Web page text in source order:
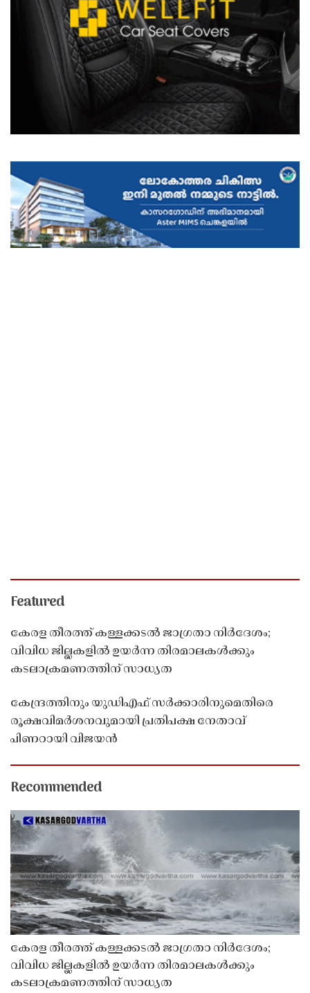
Featured
കേരള തീരത്ത് കള്ളക്കടൽ ജാഗ്രതാ നിർദേശം;
വിവിധ ജില്ലകളിൽ ഉയർന്ന തിരമാലകൾക്കും
കടലാക്രമണത്തിന് സാധ്യത
കേന്ദ്രത്തിനും യുഡിഎഫ് സർക്കാരിനുമെതിരെ
രൂക്ഷവിമർശനവുമായി പ്രതിപക്ഷ നേതാവ്
പിണറായി വിജയൻ
Recommended
കേരള തീരത്ത് കള്ളക്കടൽ ജാഗ്രതാ നിർദേശം;
വിവിധ ജില്ലകളിൽ ഉയർന്ന തിരമാലകൾക്കും
കടലാക്രമണത്തിന് സാധ്യത